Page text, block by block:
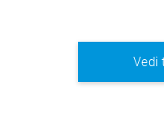
Vedi